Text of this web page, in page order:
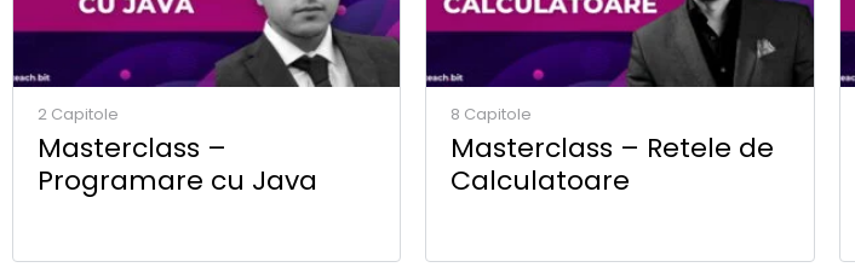
2 Capitole
Masterclass –
Programare cu Java
8 Capitole
Masterclass – Retele de
Calculatoare